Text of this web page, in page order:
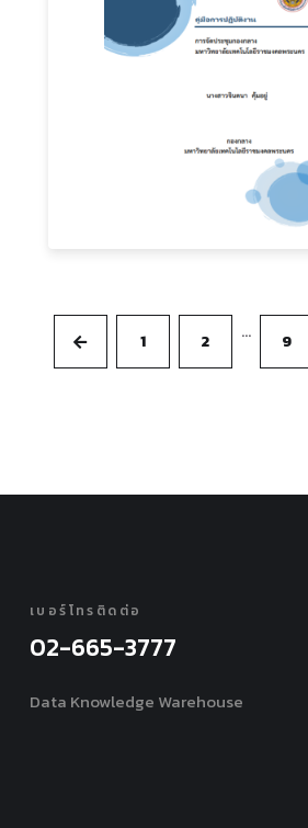
1 2 ... 9
เบอร์โทรติดต่อ
02-665-3777
Data Knowledge Warehouse